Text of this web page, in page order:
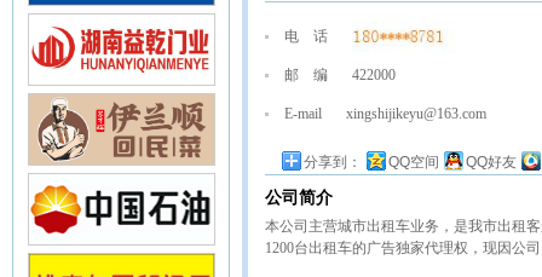
电 话
邮 编 422000
E-mail xingshijikeyu@163.com
分享到： QQ空间 QQ好友
公司简介
本公司主营城市出租车业务，是我市出租
1200台出租车的广告独家代理权，现因公